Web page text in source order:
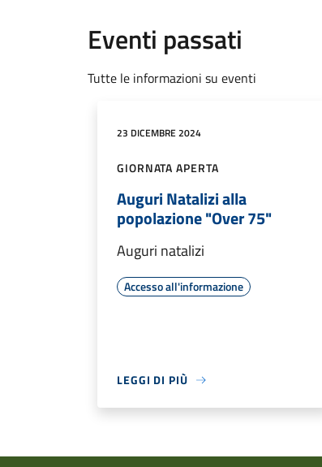
Eventi passati
Tutte le informazioni su eventi
23 DICEMBRE 2024
GIORNATA APERTA
Auguri Natalizi alla
popolazione "Over 75"
Auguri natalizi
Accesso all'informazione
LEGGI DI PIÙ